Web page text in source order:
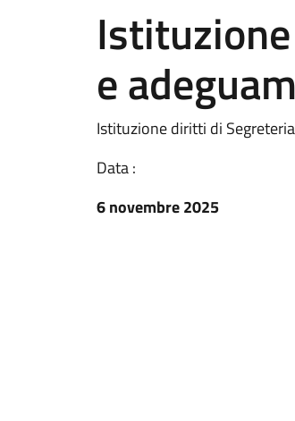
e
Istituzione diritti di
Data :
6 novembre 2025